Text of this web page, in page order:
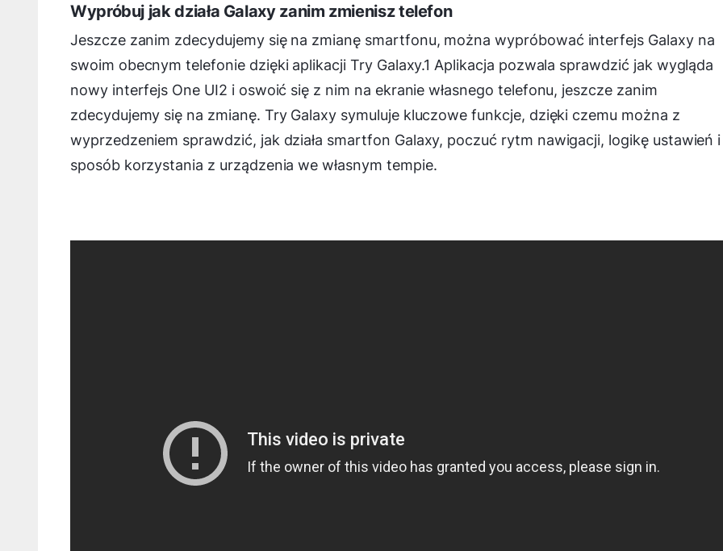
Wypróbuj jak działa Galaxy zanim zmienisz telefon
Jeszcze zanim zdecydujemy się na zmianę smartfonu, można wypróbować interfejs Galaxy na
swoim obecnym telefonie dzięki aplikacji Try Galaxy.1 Aplikacja pozwala sprawdzić jak wygląda
nowy interfejs One UI2 i oswoić się z nim na ekranie własnego telefonu, jeszcze zanim
zdecydujemy się na zmianę. Try Galaxy symuluje kluczowe funkcje, dzięki czemu można z
wyprzedzeniem sprawdzić, jak działa smartfon Galaxy, poczuć rytm nawigacji, logikę ustawień i
sposób korzystania z urządzenia we własnym tempie.